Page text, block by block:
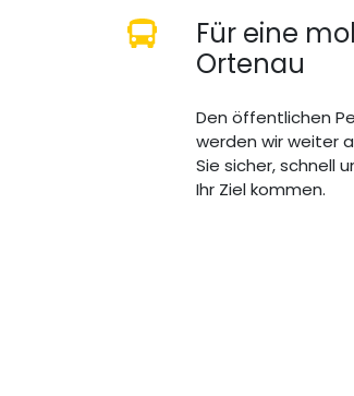
Für eine
Ortenau
Den öffentlichen
werden wir weiter
Sie sicher, schnell
Ihr Ziel kommen.